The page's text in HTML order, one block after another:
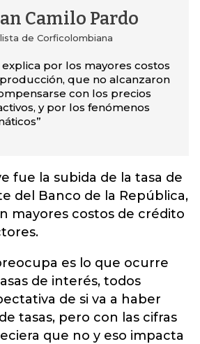
Camilo Pardo
de Corficolombiana
explica por los mayores costos
que no alcanzaron
con los precios
y por los fenómenos
fue la subida de la tasa de
del Banco de la República,
mayores costos de crédito
es lo que ocurre
de interés, todos
de si va a haber
tasas, pero con las cifras
que no y eso impacta